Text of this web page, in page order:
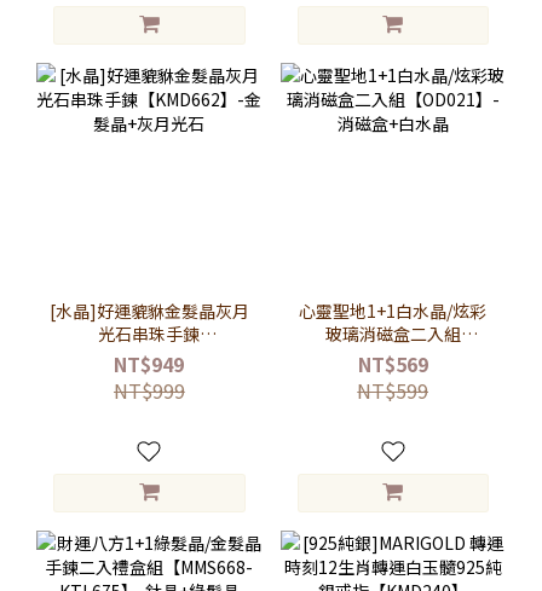
[水晶]好運貔貅金髮晶灰月
光石串珠手鍊
【KMD662】-金髮晶+灰月
光石
NT$949
NT$999
心靈聖地1+1白水晶/炫彩
玻璃消磁盒二入組
【OD021】-消磁盒+白水
晶
NT$569
NT$599